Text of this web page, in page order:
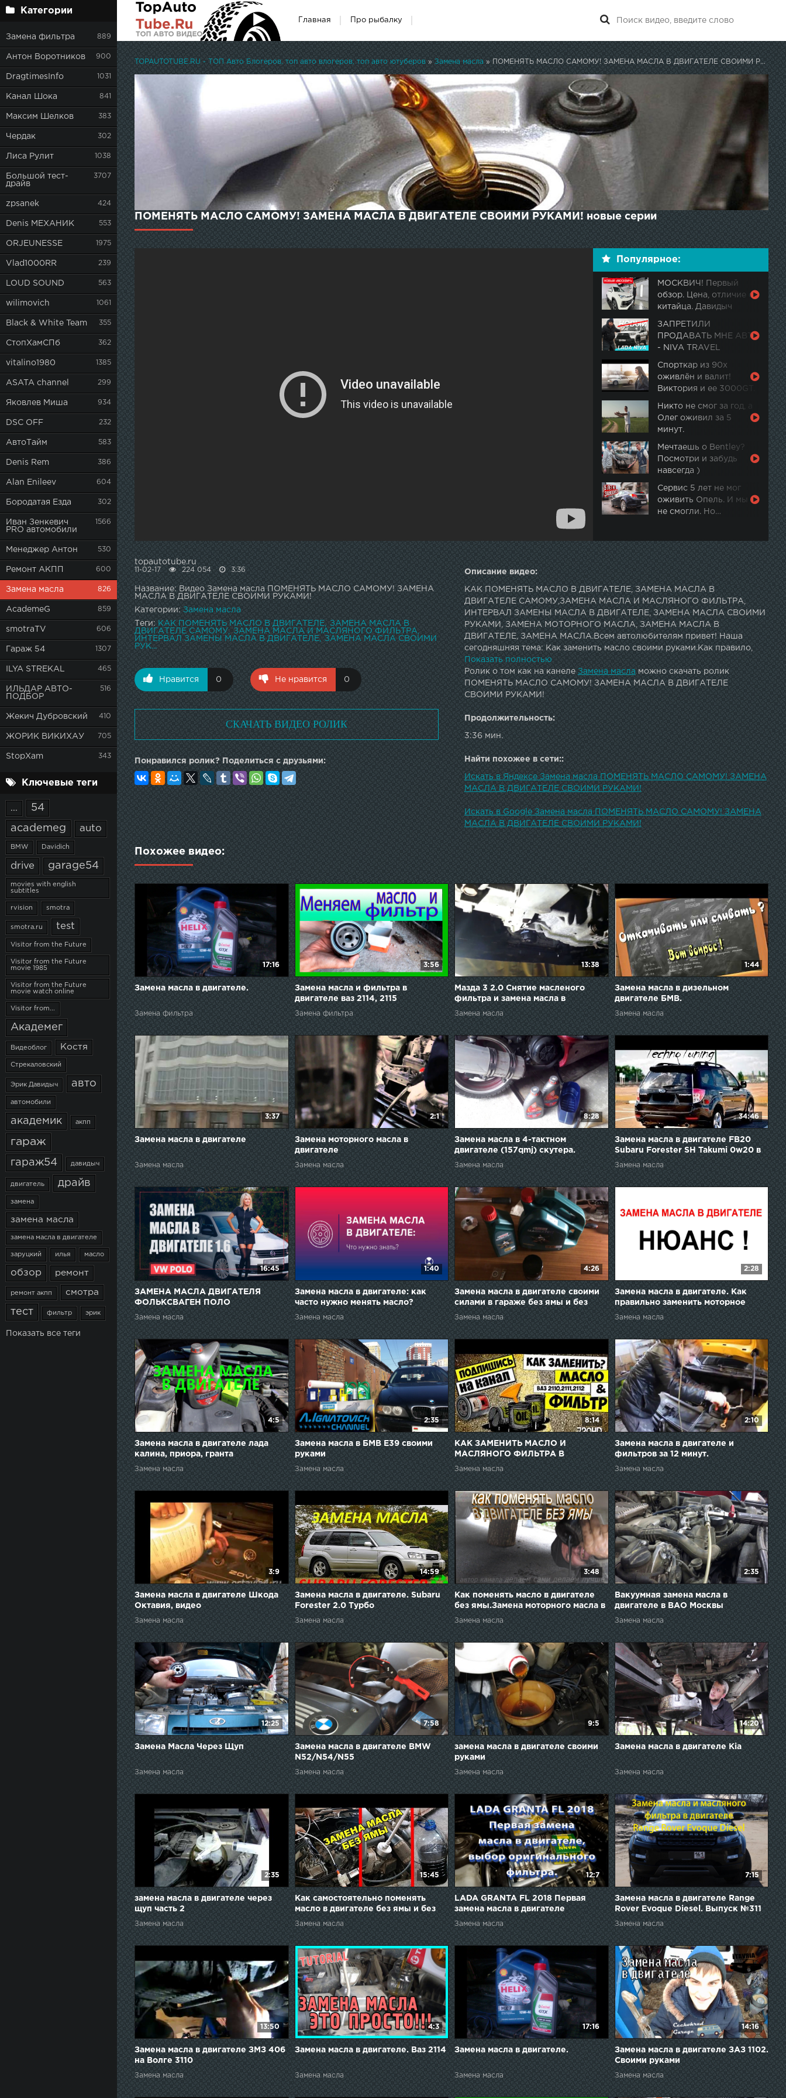
Категории
Замена фильтра 889
Антон Воротников 900
DragtimesInfo 1031
Канал Шока 841
Максим Шелков 383
Чердак 302
Лиса Рулит 1038
Большой тест-
драйв
3707
zpsanek 424
Denis МЕХАНИК 553
ORJEUNESSE 1975
Vlad1000RR 239
LOUD SOUND 563
wilimovich 1061
Black & White Team 355
СтопХамСПб 362
vitalino1980 1385
ASATA channel 299
Яковлев Миша 934
DSC OFF 232
АвтоТайм 583
Denis Rem 386
Alan Enileev 604
Бородатая Езда 302
Иван Зенкевич
PRO автомобили
1566
Менеджер Антон 530
Ремонт АКПП 600
Замена масла 826
AcademeG 859
smotraTV 606
Гараж 54 1307
ILYA STREKAL 465
ИЛЬДАР АВТО-
ПОДБОР
516
Жекич Дубровский 410
ЖОРИК ВИКИХАУ 705
StopXam 343
Ключевые теги
... 54
academeg auto
BMW Davidich
drive garage54
movies with english
subtitles
rvision smotra
smotra.ru test
Visitor from the Future
Visitor from the Future
movie 1985
Visitor from the Future
movie watch online
Visitor from...
Академег
Видеоблог Костя
Стрекаловский
Эрик Давидыч авто
автомобили
академик акпп
гараж
гараж54 давидыч
двигатель драйв
замена
замена масла
замена масла в двигателе
заруцкий илья масло
обзор ремонт
ремонт акпп смотра
тест фильтр эрик
Показать все теги
Главная Про рыбалку
TOPAUTOTUBE.RU - ТОП Авто Блогеров, топ авто влогеров, топ авто ютуберов»Замена масла » ПОМЕНЯТЬ МАСЛО САМОМУ! ЗАМЕНА МАСЛА В ДВИГАТЕЛЕ СВОИМИ РУКАМИ!
ПОМЕНЯТЬ МАСЛО САМОМУ! ЗАМЕНА МАСЛА В ДВИГАТЕЛЕ СВОИМИ РУКАМИ! новые серии
Популярное:
МОСКВИЧ! Первый
обзор. Цена, отличие от
китайца. Давидыч
ЗАПРЕТИЛИ
ПРОДАВАТЬ МНЕ АВТО
- NIVA TRAVEL
Спорткар из 90х
оживлён и валит!
Виктория и ее 3000GT.
Никто не смог за год, а
Олег оживил за 5
минут.
Мечтаешь о Bentley?
Посмотри и забудь
навсегда )
Сервис 5 лет не мог
оживить Опель. И мы
не смогли. Но…
topautotube.ru
Описание видео:
КАК ПОМЕНЯТЬ МАСЛО В ДВИГАТЕЛЕ, ЗАМЕНА МАСЛА В
ДВИГАТЕЛЕ САМОМУ,ЗАМЕНА МАСЛА И МАСЛЯНОГО ФИЛЬТРА,
ИНТЕРВАЛ ЗАМЕНЫ МАСЛА В ДВИГАТЕЛЕ, ЗАМЕНА МАСЛА СВОИМИ
РУКАМИ, ЗАМЕНА МОТОРНОГО МАСЛА, ЗАМЕНА МАСЛА В
ДВИГАТЕЛЕ, ЗАМЕНА МАСЛА.Всем автолюбителям привет! Наша
сегодняшняя тема: Как заменить масло своими руками.Как правило,
первую замену масла в двигателе и масляного фильтра проводят после
пробега 2000 км. В дальнейшем замену производят после пробега
каждых 5000 – 10000 км. Конечно, это общие данные, у конкретного
автомобиля сроки замены моторного масла могут отличаться. Лучше
ознакомится с ними у производителя железного коня.
Показать полностью
Ролик о том как на канелеЗамена масла можно скачать ролик
ПОМЕНЯТЬ МАСЛО САМОМУ! ЗАМЕНА МАСЛА В ДВИГАТЕЛЕ
СВОИМИ РУКАМИ!
Продолжительность:
3:36 мин.
Найти похожее в сети::
Искать в Яндексе Замена масла ПОМЕНЯТЬ МАСЛО САМОМУ! ЗАМЕНА
МАСЛА В ДВИГАТЕЛЕ СВОИМИ РУКАМИ!
Искать в Google Замена масла ПОМЕНЯТЬ МАСЛО САМОМУ! ЗАМЕНА
МАСЛА В ДВИГАТЕЛЕ СВОИМИ РУКАМИ!
11-02-17 224 054 3:36
Название: Видео Замена масла ПОМЕНЯТЬ МАСЛО САМОМУ! ЗАМЕНА
МАСЛА В ДВИГАТЕЛЕ СВОИМИ РУКАМИ!
Категории: Замена масла
Теги: КАК ПОМЕНЯТЬ МАСЛО В ДВИГАТЕЛЕ
ЗАМЕНА МАСЛА В
ДВИГАТЕЛЕ САМОМУ
ЗАМЕНА МАСЛА И МАСЛЯНОГО ФИЛЬТРА
ИНТЕРВАЛ ЗАМЕНЫ МАСЛА В ДВИГАТЕЛЕ
ЗАМЕНА МАСЛА СВОИМИ
РУК...
Нравится 0 Не нравится 0
СКАЧАТЬ ВИДЕО РОЛИК
Понравился ролик? Поделиться с друзьями:
Похожее видео:
17:16
Замена масла в двигателе.
Замена фильтра
3:56
Замена масла и фильтра в
двигателе ваз 2114, 2115
Замена фильтра
13:38
Мазда 3 2.0 Снятие масленого
фильтра и замена масла в
двигателе.
Замена масла
1:44
Замена масла в дизельном
двигателе БМВ.
Замена масла
3:37
Замена масла в двигателе
Замена масла
2:1
Замена моторного масла в
двигателе
Замена масла
8:28
Замена масла в 4-тактном
двигателе (157qmj) скутера.
Интервал замены масла
Замена масла
34:46
Замена масла в двигателе FB20
Subaru Forester SH Takumi 0w20 в
FB20
Замена масла
16:45
ЗАМЕНА МАСЛА ДВИГАТЕЛЯ
ФОЛЬКСВАГЕН ПОЛО
Замена масла
1:40
Замена масла в двигателе: как
часто нужно менять масло?
Замена масла
4:26
Замена масла в двигателе своими
силами в гараже без ямы и без
подъемника.
Замена масла
2:28
Замена масла в двигателе. Как
правильно заменить моторное
масло?
Замена масла
4:5
Замена масла в двигателе лада
калина, приора, гранта
Замена масла
2:35
Замена масла в БМВ Е39 своими
руками
Замена масла
8:14
КАК ЗАМЕНИТЬ МАСЛО И
МАСЛЯНОГО ФИЛЬТРА В
ДВИГАТЕЛЕ АВТОМОБИЛЯ ВАЗ
2115,2114,2113,2199,2109,2108
Замена масла
2:10
Замена масла в двигателе и
фильтров за 12 минут.
Замена масла
3:9
Замена масла в двигателе Шкода
Октавия, видео
Замена масла
14:59
Замена масла в двигателе. Subaru
Forester 2.0 Турбо
Замена масла
3:48
Как поменять масло в двигателе
без ямы.Замена моторного масла в
двигателе автомобиля Фиат
Замена масла
2:35
Вакуумная замена масла в
двигателе в ВАО Москвы
Замена масла
12:25
Замена Масла Через Щуп
Замена масла
7:58
Замена масла в двигателе BMW
N52/N54/N55
Замена масла
9:5
замена масла в двигателе своими
руками
Замена масла
14:20
Замена масла в двигателе Kia
Замена масла
2:35
замена масла в двигателе через
щуп часть 2
Замена масла
15:45
Как самостоятельно поменять
масло в двигателе без ямы и без
подъемника / Замена масла в
двигателе
Замена масла
12:7
LADA GRANTA FL 2018 Первая
замена масла в двигателе
Замена масла
7:15
Замена масла в двигателе Range
Rover Evoque Diesel. Выпуск №311
Замена масла
13:50
Замена масла в двигателе ЗМЗ 406
на Волге 3110
Замена масла
4:3
Замена масла в двигателе. Ваз 2114
Замена масла
17:16
Замена масла в двигателе.
Замена масла
14:16
Замена масла в двигателе ЗАЗ 1102.
Своими руками
Замена масла